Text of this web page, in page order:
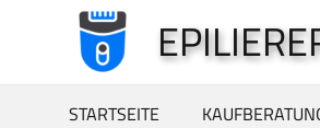
springen
STARTSEITE